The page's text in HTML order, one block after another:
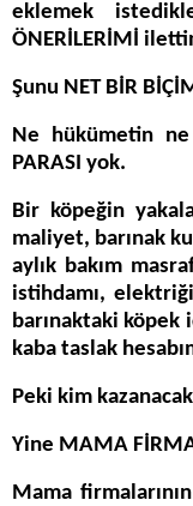
eklemek
ÖNERİLERİMİ
Şunu NET BİR
Ne hükümetin ne
PARASI yok.
Bir köpeğin
maliyet, barınak
aylık bakım
istihdamı,
barınaktaki köpek
kaba taslak
Peki kim
Yine MAMA
Mama